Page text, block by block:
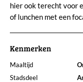
hier ook terecht voor
of lunchen met een
Kenmerken
Maaltijd
Stadsdeel